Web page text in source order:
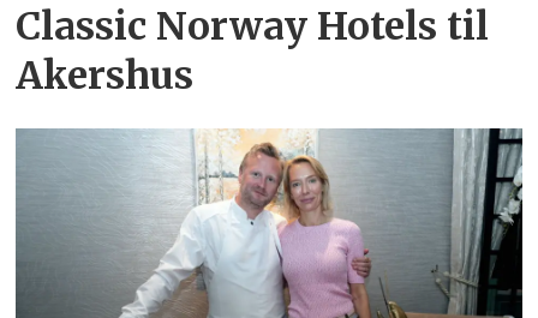
Classic Norway Hotels til
Akershus